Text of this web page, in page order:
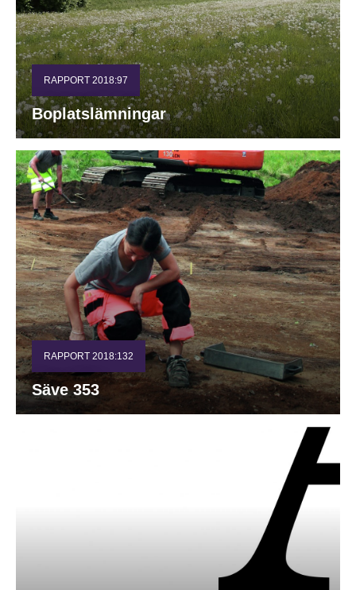
RAPPORT 2018:97
Boplatslämningar
RAPPORT 2018:132
Säve 353